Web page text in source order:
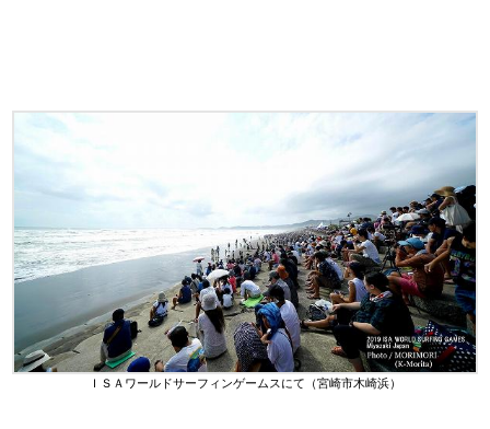
ＩＳＡワールドサーフィンゲームスにて（宮崎市木崎浜）